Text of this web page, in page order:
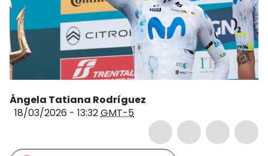
Ángela Tatiana Rodríguez
18/03/2026 - 13:32GMT-5